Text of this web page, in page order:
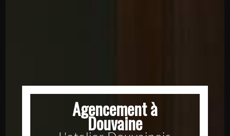
Agencement à
Douvaine